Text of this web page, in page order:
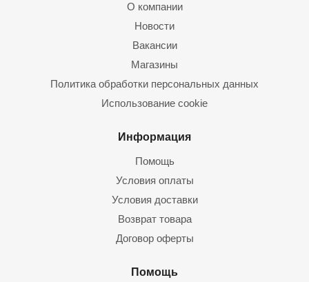
О компании
Новости
Вакансии
Магазины
Политика обработки персональных данных
Использование cookie
Информация
Помощь
Условия оплаты
Условия доставки
Возврат товара
Договор оферты
Помощь